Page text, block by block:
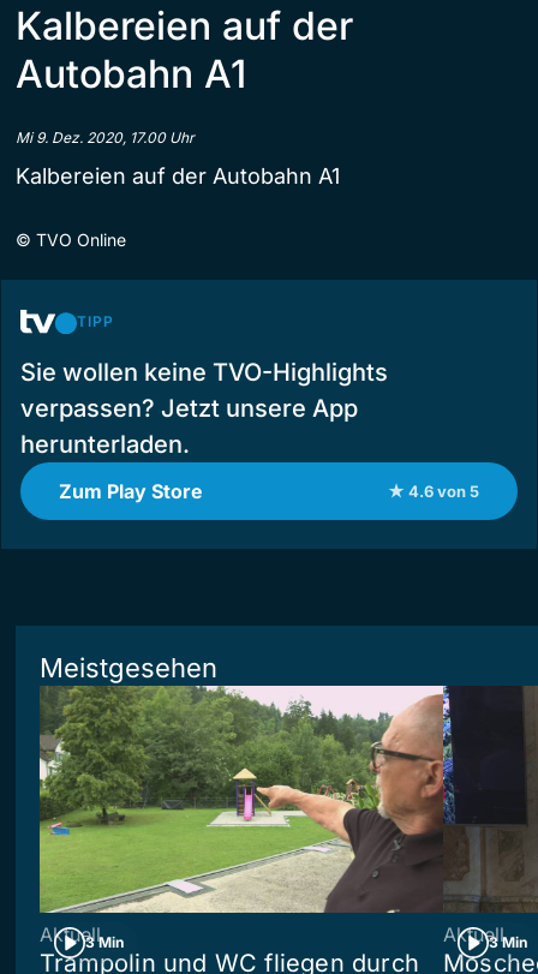
Kalbereien auf der
Autobahn A1
Mi 9. Dez. 2020, 17.00 Uhr
Kalbereien auf der Autobahn A1
© TVO Online
TIPP
Sie wollen keine TVO-Highlights
verpassen? Jetzt unsere App
herunterladen.
Zum Play Store ★ 4.6 von 5
Meistgesehen
3 Min
Aktuell
Trampolin und WC fliegen durch
3 Min
Aktuell